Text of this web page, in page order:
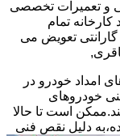
و تعمیرات تخصصی
تمام
تعویض می
امداد خودرو در
خودروهای
است تا حالا
دلیل نقص فنی